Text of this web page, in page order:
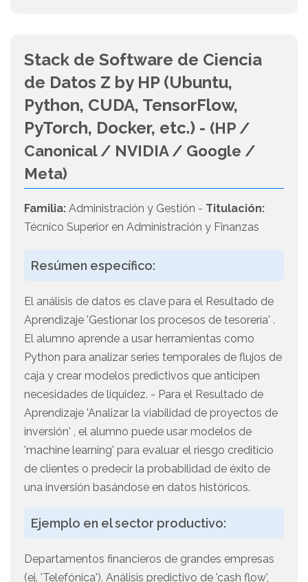
Stack de Software de Ciencia
de Datos Z by HP (Ubuntu,
Python, CUDA, TensorFlow,
PyTorch, Docker, etc.) - (HP /
Canonical / NVIDIA / Google /
Meta)
Familia: Administración y Gestión - Titulación:
Técnico Superior en Administración y Finanzas
Resúmen específico:
El análisis de datos es clave para el Resultado de
Aprendizaje 'Gestionar los procesos de tesorería' .
El alumno aprende a usar herramientas como
Python para analizar series temporales de flujos de
caja y crear modelos predictivos que anticipen
necesidades de liquidez. - Para el Resultado de
Aprendizaje 'Analizar la viabilidad de proyectos de
inversión' , el alumno puede usar modelos de
'machine learning' para evaluar el riesgo crediticio
de clientes o predecir la probabilidad de éxito de
una inversión basándose en datos históricos.
Ejemplo en el sector productivo:
Departamentos financieros de grandes empresas
(ej. 'Telefónica'). Análisis predictivo de 'cash flow',